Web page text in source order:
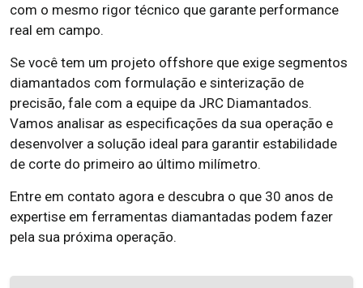
com o mesmo rigor técnico que garante performance
real em campo.
Se você tem um projeto offshore que exige segmentos
diamantados com formulação e sinterização de
precisão, fale com a equipe da JRC Diamantados.
Vamos analisar as especificações da sua operação e
desenvolver a solução ideal para garantir estabilidade
de corte do primeiro ao último milímetro.
Entre em contato agora e descubra o que 30 anos de
expertise em ferramentas diamantadas podem fazer
pela sua próxima operação.